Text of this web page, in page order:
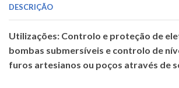
4A
240V
DESCRIÇÃO
Utilizações: Controlo e proteção de
bombas submersíveis e controlo de
furos artesianos ou poços através de